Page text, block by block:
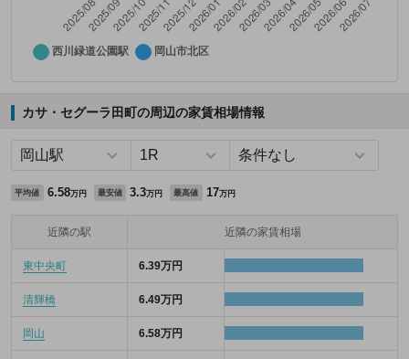
カサ・セグーラ田町の周辺の家賃相場情報
平均値 6.58万円 最安値 3.3万円 最高値 17万円
近隣の駅 近隣の家賃相場
東中央町 6.39万円
清輝橋 6.49万円
岡山 6.58万円